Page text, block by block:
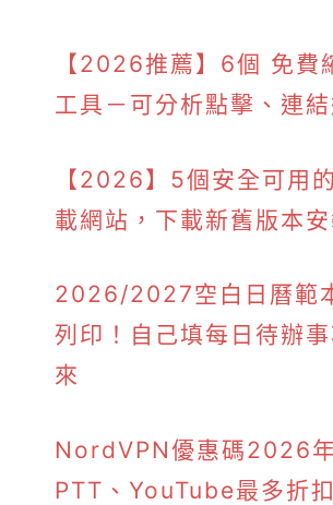
【2026推薦】6個 免費
工具－可分析點擊、連
【2026】5個安全可用
載網站，下載新舊版本
2026/2027空白日曆範
列印！自己填每日待辦
來
NordVPN優惠碼2026年
PTT、YouTube最多折扣